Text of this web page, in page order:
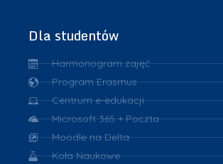
Dla studentów
Harmonogram zajęć
Program Erasmus
Centrum e-edukacji
Microsoft 365 + Poczta
Moodle na Delta
Koła Naukowe